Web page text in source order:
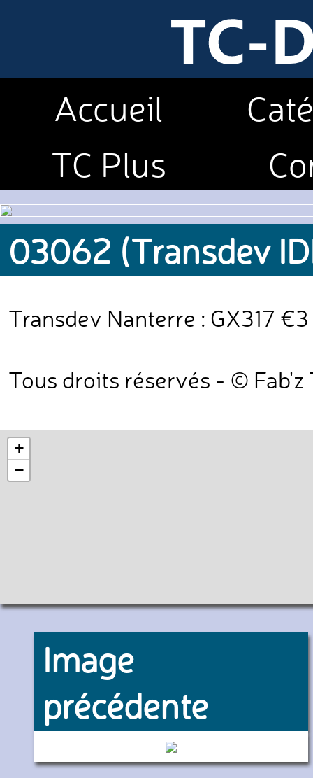
Accueil
TC Plus
03062 (Transdev
Transdev Nanterre : GX317
Tous droits réservés - © Fab'z
+
−
Image
précédente
517 (Keolis Seine Essonne)